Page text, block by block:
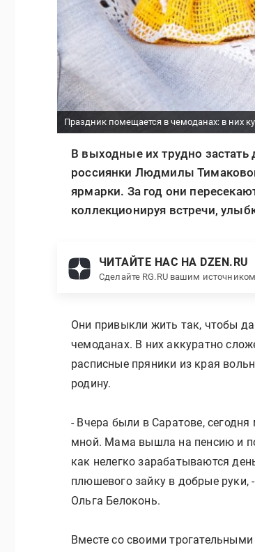
Праздник помещается в чемоданах: в них
В выходные их трудно застать
россиянки Людмилы
ярмарки. За год они
коллекционируя встречи,
ЧИТАЙТЕ НАС НА DZEN.RU
Сделайте RG.RU вашим
Они привыкли жить так, чтобы
чемоданах. В них аккуратно
расписные пряники из края
родину.
- Вчера были в Саратове,
мной. Мама вышла на пенсию и
как нелегко зарабатываются
плюшевого зайку в добрые руки,
Ольга Белоконь.
Вместе со своими